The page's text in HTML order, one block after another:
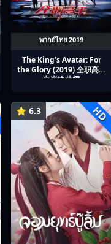
พากย์ไทย 2019
The King’s Avatar: For
the Glory (2019) 全职高手
之巅峰荣耀
⭐ 6.3 HD